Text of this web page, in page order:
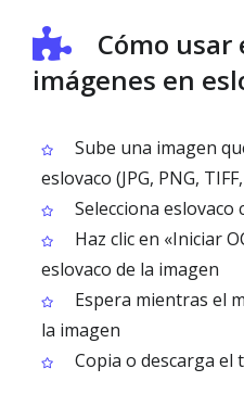
Cómo usar
imágenes en
Sube una imagen
eslovaco (JPG, PNG,
Selecciona eslovaco
Haz clic en «Iniciar
eslovaco de la imagen
Espera mientras el
la imagen
Copia o descarga el